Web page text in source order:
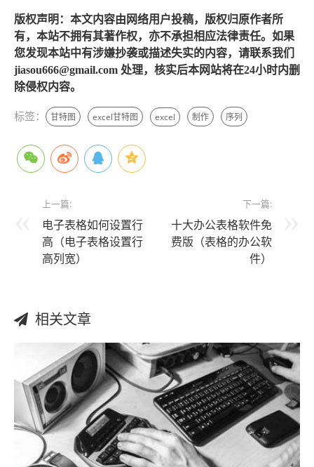
版权声明：本文内容由网络用户投稿，版权归原作者所
有，本站不拥有其著作权，亦不承担相应法律责任。如果
您发现本站中有涉嫌抄袭或描述失实的内容，请联系我们
jiasou666@gmail.com 处理，核实后本网站将在24小时内删
除侵权内容。
标签： 甘特图 excel甘特图 excel 制作 序列
上一篇:
电子表格如何设置行
高（电子表格设置行
高列宽）
下一篇:
十大办公表格软件免
费版（表格的办公软
件）
相关文章